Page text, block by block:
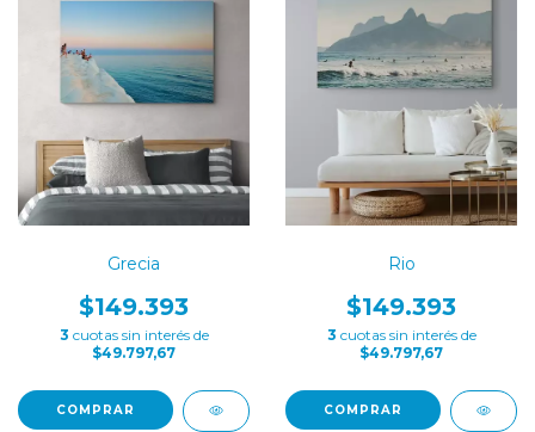
Grecia
$149.393
3 cuotas sin interés de
$49.797,67
COMPRAR
Rio
$149.393
3 cuotas sin interés de
$49.797,67
COMPRAR